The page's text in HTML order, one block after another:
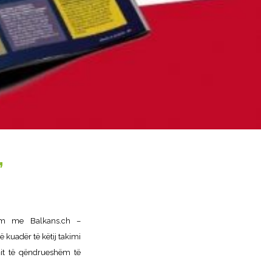
me Balkans.ch –
kuadër të këtij takimi
të qëndrueshëm të